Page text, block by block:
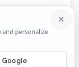
Komentari